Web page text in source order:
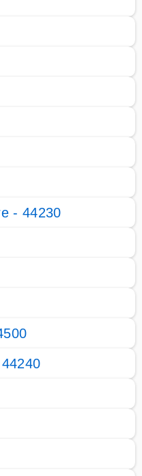
- 44230